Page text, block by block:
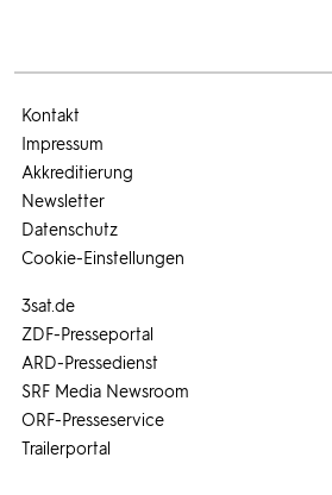
3sat.de
ZDF-Presseportal
ARD-Pressedienst
SRF Media Newsroom
ORF-Presseservice
Trailerportal
Kontakt
Impressum
Akkreditierung
Newsletter
Datenschutz
Cookie-Einstellungen